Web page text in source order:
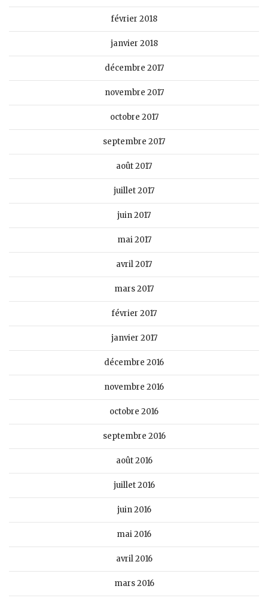
février 2018
janvier 2018
décembre 2017
novembre 2017
octobre 2017
septembre 2017
août 2017
juillet 2017
juin 2017
mai 2017
avril 2017
mars 2017
février 2017
janvier 2017
décembre 2016
novembre 2016
octobre 2016
septembre 2016
août 2016
juillet 2016
juin 2016
mai 2016
avril 2016
mars 2016